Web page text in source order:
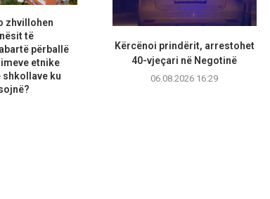
Kërcënoi prindërit, arrestohet
40-vjeçari në Negotinë
06.08.2026 16:29
zhvillohen
të
përballë
etnike
shkollave ku